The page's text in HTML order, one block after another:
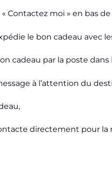
« Contactez moi » en bas
le bon cadeau avec
cadeau par la poste
à l’attention du
directement pour la